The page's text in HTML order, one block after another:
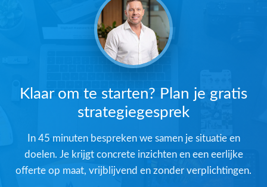
Klaar om te starten? Plan je gratis
strategiegesprek
In 45 minuten bespreken we samen je situatie en
doelen. Je krijgt concrete inzichten en een eerlijke
offerte op maat, vrijblijvend en zonder verplichtingen.